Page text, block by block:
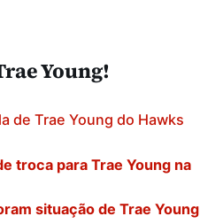
Young!
de Trae Young do Hawks
troca para Trae Young na
situação de Trae Young